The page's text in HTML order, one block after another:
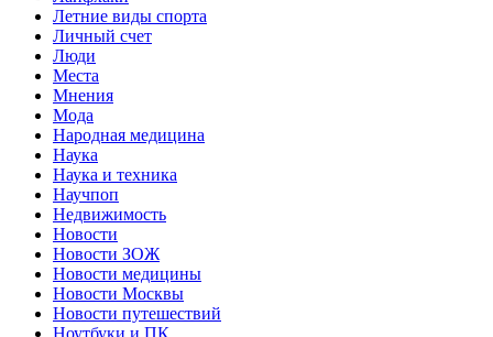
Летние виды спорта
Личный счет
Люди
Места
Мнения
Мода
Народная медицина
Наука
Наука и техника
Научпоп
Недвижимость
Новости
Новости ЗОЖ
Новости медицины
Новости Москвы
Новости путешествий
Ноутбуки и ПК